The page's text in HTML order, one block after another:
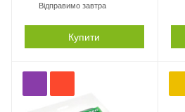
Відправимо завтра
Купити